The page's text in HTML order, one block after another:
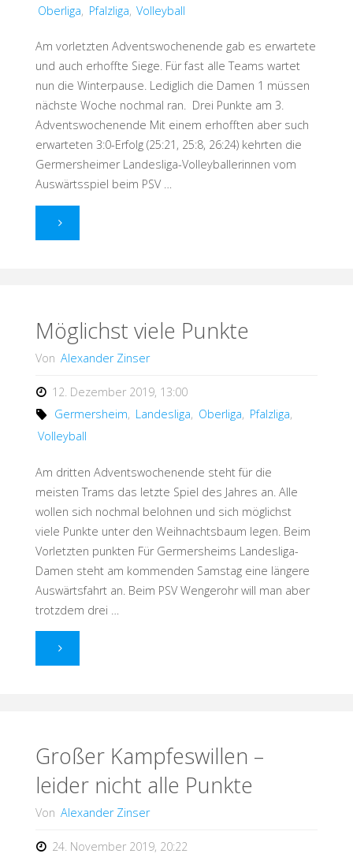
Oberliga, Pfalzliga, Volleyball
Am vorletzten Adventswochenende gab es erwartete
und auch erhoffte Siege. Für fast alle Teams wartet
nun die Winterpause. Lediglich die Damen 1 müssen
nächste Woche nochmal ran. Drei Punkte am 3.
Adventswochenende Mit einem erhofften aber such
erwarteten 3:0-Erfolg (25:21, 25:8, 26:24) kehrten die
Germersheimer Landesliga-Volleyballerinnen vom
Auswärtsspiel beim PSV …
"Wichtige
Möglichst viele Punkte
Von Alexander Zinser
12. Dezember 2019, 13:00
Germersheim, Landesliga, Oberliga, Pfalzliga,
Volleyball
Am dritten Adventswochenende steht für die
meisten Trams das letzte Spiel des Jahres an. Alle
wollen sich nochmal belohnen und sich möglichst
viele Punkte unter den Weihnachtsbaum legen. Beim
Vorletzten punkten Für Germersheims Landesliga-
Damen steht am kommenden Samstag eine längere
Auswärtsfahrt an. Beim PSV Wengerohr will man aber
trotzdem drei …
"Möglichst
Großer Kampfeswillen –
leider nicht alle Punkte
Von Alexander Zinser
24. November 2019, 20:22